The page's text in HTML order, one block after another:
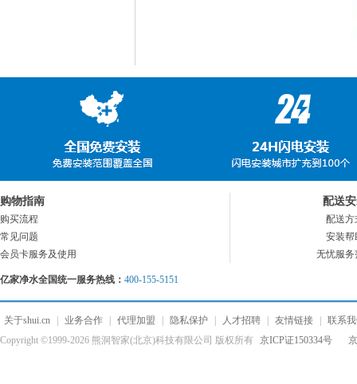
购物指南
购买流程
常见问题
会员卡服务及使用
配送
配送方
安装帮
无忧服务
亿家净水全国统一服务热线： 400-155-5151
关于shui.cn 业务合作 代理加盟 隐私保护 人才招聘 友情链接
联系
Copyright ©1999-2026 熊洞智家(北京)科技有限公司 版权所有 京ICP证150334号